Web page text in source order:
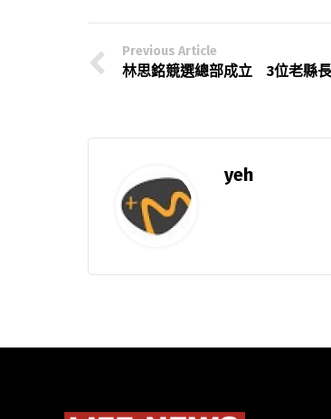
Previous Article
林思銘競選總部成立 3位老縣
yeh